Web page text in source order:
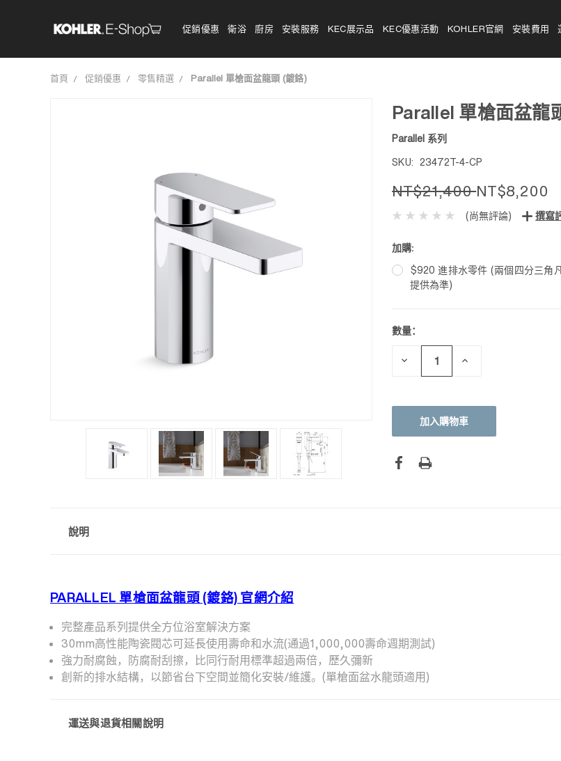
促銷優惠 衛浴 廚房 安裝服務 KEC展示品 KEC優惠活動 KOHLER官網 安裝費用
首頁 促銷優惠 零售精選 Parallel 單槍面盆龍頭 (鍍鉻)
Parallel 單槍面盆龍
Parallel 系列
SKU: 23472T-4-CP
NT$21,400NT$8,200
(尚無評論) 撰寫
加購:
$920 進排水零件 (兩個四分三角
提供為準)
目前
存：
數量：
增
說明
PARALLEL 單槍面盆龍頭 (鍍鉻) 官網介紹
完整產品系列提供全方位浴室解決方案
30mm高性能陶瓷閥芯可延長使用壽命和水流(通過1,000,000壽命週期測試)
強力耐腐蝕，防腐耐刮擦，比同行耐用標準超過兩倍，歷久彌新
創新的排水結構，以節省台下空間並簡化安裝/維護。(單槍面盆水龍頭適用)
運送與退貨相關說明